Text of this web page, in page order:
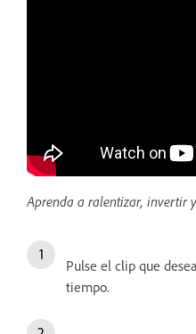
Aprenda a ralentizar, invertir
Pulse el clip que
tiempo.